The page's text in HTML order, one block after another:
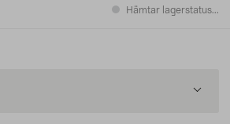
Hämtar lagerstatus...